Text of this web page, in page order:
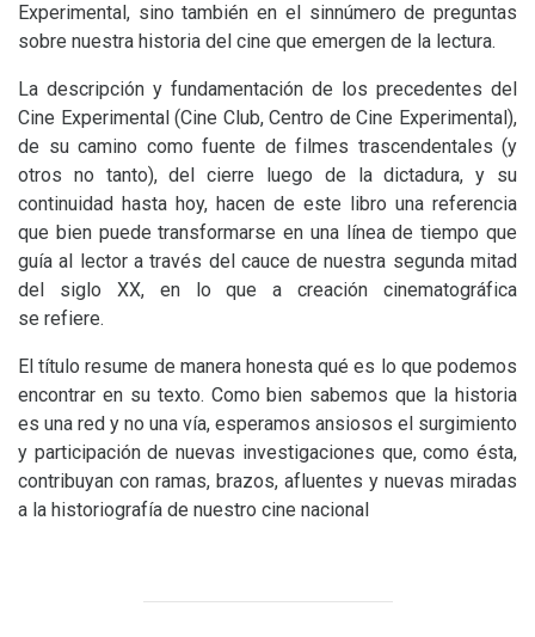
Experimental, sino también en el sinnúmero de preguntas
sobre nuestra historia del cine que emergen de la lectura.
La descripción y fundamentación de los precedentes del
Cine Experimental (Cine Club, Centro de Cine Experimental),
de su camino como fuente de filmes trascendentales (y
otros no tanto), del cierre luego de la dictadura, y su
continuidad hasta hoy, hacen de este libro una referencia
que bien puede transformarse en una línea de tiempo que
guía al lector a través del cauce de nuestra segunda mitad
del siglo XX, en lo que a creación cinematográfica
se refiere.
El título resume de manera honesta qué es lo que podemos
encontrar en su texto. Como bien sabemos que la historia
es una red y no una vía, esperamos ansiosos el surgimiento
y participación de nuevas investigaciones que, como ésta,
contribuyan con ramas, brazos, afluentes y nuevas miradas
a la historiografía de nuestro cine nacional